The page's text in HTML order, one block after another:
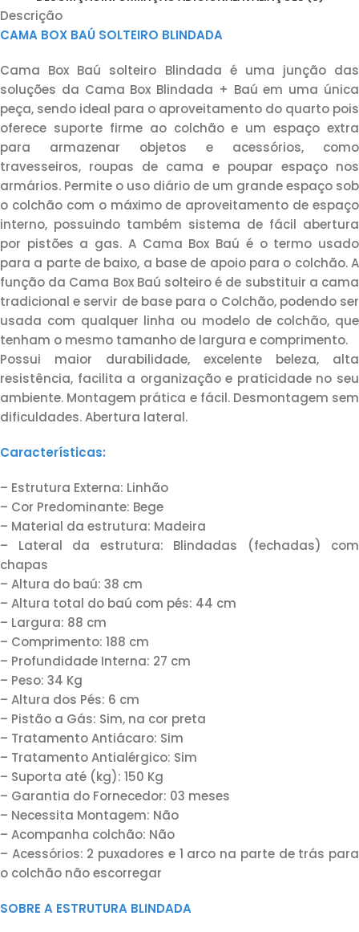
Descrição
CAMA BOX BAÚ SOLTEIRO BLINDADA
Cama Box Baú solteiro Blindada é uma junção das
soluções da Cama Box Blindada + Baú em uma única
peça, sendo ideal para o aproveitamento do quarto pois
oferece suporte firme ao colchão e um espaço extra
para armazenar objetos e acessórios, como
travesseiros, roupas de cama e poupar espaço nos
armários. Permite o uso diário de um grande espaço sob
o colchão com o máximo de aproveitamento de espaço
interno, possuindo também sistema de fácil abertura
por pistões a gas. A Cama Box Baú é o termo usado
para a parte de baixo, a base de apoio para o colchão. A
função da Cama Box Baú solteiro é de substituir a cama
tradicional e servir de base para o Colchão, podendo ser
usada com qualquer linha ou modelo de colchão, que
tenham o mesmo tamanho de largura e comprimento.
Possui maior durabilidade, excelente beleza, alta
resistência, facilita a organização e praticidade no seu
ambiente. Montagem prática e fácil. Desmontagem sem
dificuldades. Abertura lateral.
Características:
– Estrutura Externa: Linhão
– Cor Predominante: Bege
– Material da estrutura: Madeira
– Lateral da estrutura: Blindadas (fechadas) com
chapas
– Altura do baú: 38 cm
– Altura total do baú com pés: 44 cm
– Largura: 88 cm
– Comprimento: 188 cm
– Profundidade Interna: 27 cm
– Peso: 34 Kg
– Altura dos Pés: 6 cm
– Pistão a Gás: Sim, na cor preta
– Tratamento Antiácaro: Sim
– Tratamento Antialérgico: Sim
– Suporta até (kg): 150 Kg
– Garantia do Fornecedor: 03 meses
– Necessita Montagem: Não
– Acompanha colchão: Não
– Acessórios: 2 puxadores e 1 arco na parte de trás para
o colchão não escorregar
SOBRE A ESTRUTURA BLINDADA